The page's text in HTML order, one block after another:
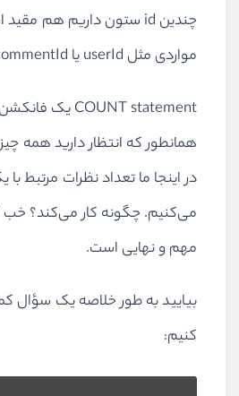
چندین id ستون داریم هم مقید
مواردی مثل userIdیا
COUNT statementیک
همانطور که انتظار دارید همه
در اینجا ما تعداد نظرات مرتبط
می‌کنیم. چگونه کار می‌کند؟ خب
مهم و نهایی است.
بیایید به طور خلاصه یک سؤال
کنیم: